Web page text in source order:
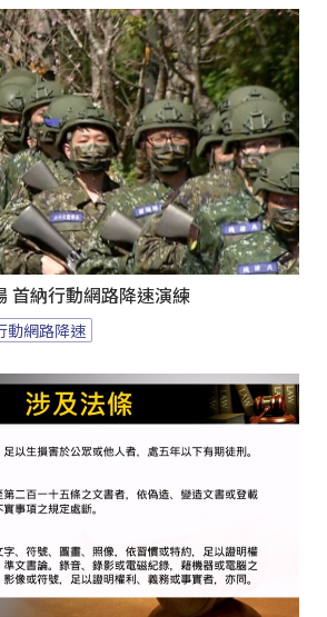
首納行動網路降速演練
動網路降速